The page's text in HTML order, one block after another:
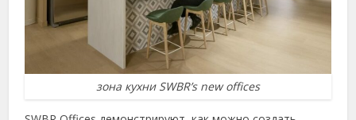
зона кухни SWBR’s new offices